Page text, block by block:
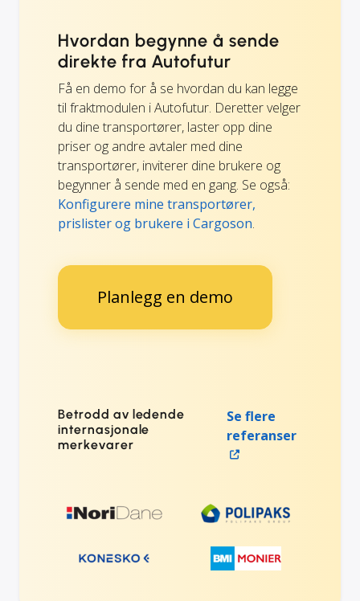
Hvordan begynne å sende
direkte fra Autofutur
Få en demo for å se hvordan du kan legge
til fraktmodulen i Autofutur. Deretter velger
du dine transportører, laster opp dine
priser og andre avtaler med dine
transportører, inviterer dine brukere og
begynner å sende med en gang. Se også:
Konfigurere mine transportører,
prislister og brukere i Cargoson.
Planlegg en demo
Betrodd av ledende
internasjonale
merkevarer
Se flere
referanser